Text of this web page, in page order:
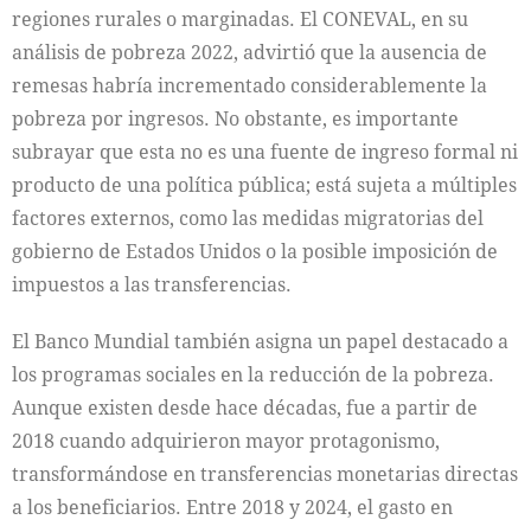
regiones rurales o marginadas. El CONEVAL, en su
análisis de pobreza 2022, advirtió que la ausencia de
remesas habría incrementado considerablemente la
pobreza por ingresos. No obstante, es importante
subrayar que esta no es una fuente de ingreso formal ni
producto de una política pública; está sujeta a múltiples
factores externos, como las medidas migratorias del
gobierno de Estados Unidos o la posible imposición de
impuestos a las transferencias.
El Banco Mundial también asigna un papel destacado a
los programas sociales en la reducción de la pobreza.
Aunque existen desde hace décadas, fue a partir de
2018 cuando adquirieron mayor protagonismo,
transformándose en transferencias monetarias directas
a los beneficiarios. Entre 2018 y 2024, el gasto en